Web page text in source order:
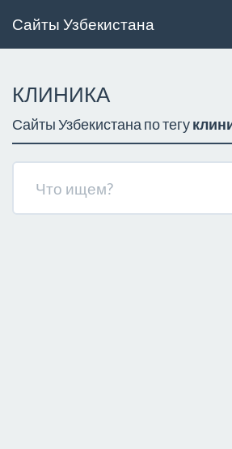
Сайты Узбекистана
КЛИНИКА
Сайты Узбекистана по тегу